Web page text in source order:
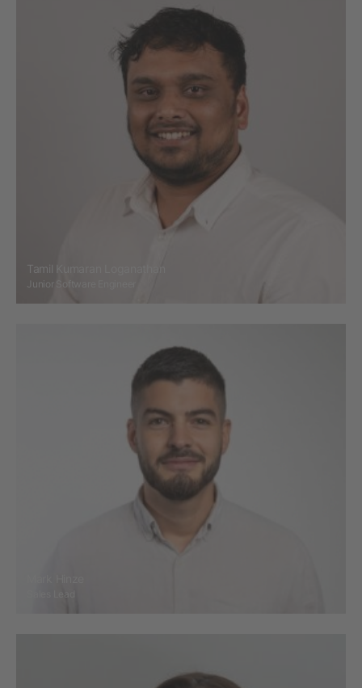
Tamil Kumaran Loganathan
Junior Software Engineer